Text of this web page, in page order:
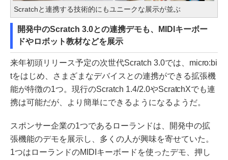
Scratchと連携する技術的にもユニークな展示が並ぶ
開発中のScratch 3.0との連携デモも、MIDIキーボー
ドやロボット教材などを展示
来年初頭リリース予定の次世代Scratch 3.0では、micro:bi
tをはじめ、さまざまなデバイスとの連携ができる拡張機
能が特徴の1つ。現行のScratch 1.4/2.0やScratchXでも連
携は可能だが、より簡単にできるようになるようだ。
スポンサー企業の1つであるローランドは、開発中の拡
張機能のデモを展示し、多くの人が興味を寄せていた。
1つはローランドのMIDIキーボードを使ったデモ、押し